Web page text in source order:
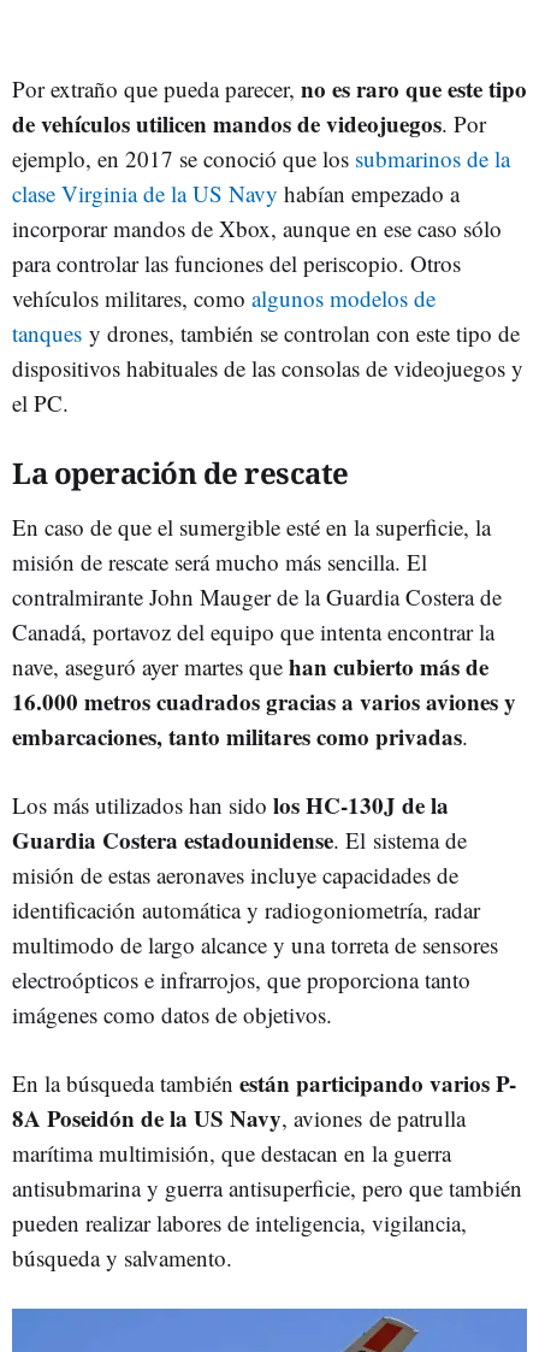
Por extraño que pueda parecer, no es raro que este tipo
de vehículos utilicen mandos de videojuegos. Por
ejemplo, en 2017 se conoció que los submarinos de la
clase Virginia de la US Navy habían empezado a
incorporar mandos de Xbox, aunque en ese caso sólo
para controlar las funciones del periscopio. Otros
vehículos militares, como algunos modelos de
tanques y drones, también se controlan con este tipo de
dispositivos habituales de las consolas de videojuegos y
el PC.
La operación de rescate
En caso de que el sumergible esté en la superficie, la
misión de rescate será mucho más sencilla. El
contralmirante John Mauger de la Guardia Costera de
Canadá, portavoz del equipo que intenta encontrar la
nave, aseguró ayer martes que han cubierto más de
16.000 metros cuadrados gracias a varios aviones y
embarcaciones, tanto militares como privadas.
Los más utilizados han sido los HC-130J de la
Guardia Costera estadounidense. El sistema de
misión de estas aeronaves incluye capacidades de
identificación automática y radiogoniometría, radar
multimodo de largo alcance y una torreta de sensores
electroópticos e infrarrojos, que proporciona tanto
imágenes como datos de objetivos.
En la búsqueda también están participando varios P-
8A Poseidón de la US Navy, aviones de patrulla
marítima multimisión, que destacan en la guerra
antisubmarina y guerra antisuperficie, pero que también
pueden realizar labores de inteligencia, vigilancia,
búsqueda y salvamento.